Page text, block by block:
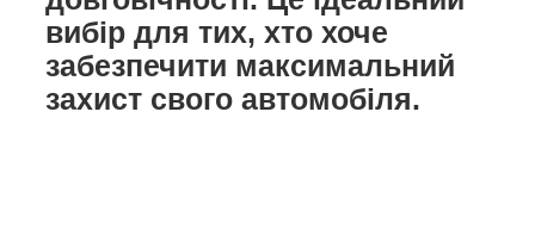
вибір для тих, хто хоче
забезпечити максимальний
захист свого автомобіля.